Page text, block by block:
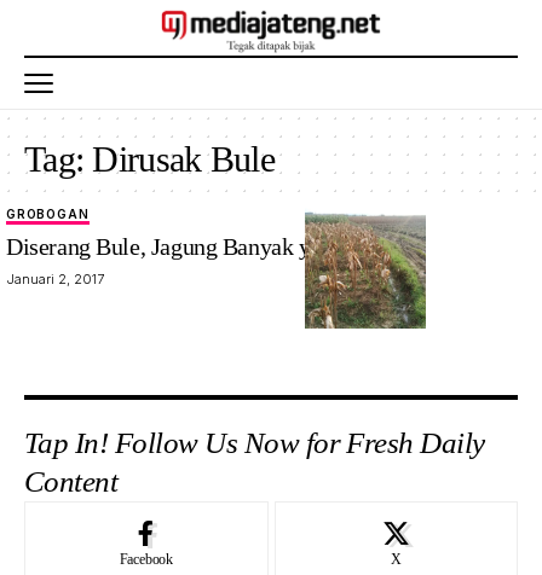
Tag:Dirusak Bule
GROBOGAN
Diserang Bule, Jagung Banyak yang Rusak
Januari 2, 2017
Tap In! Follow Us Now for Fresh Daily
Content
Facebook X